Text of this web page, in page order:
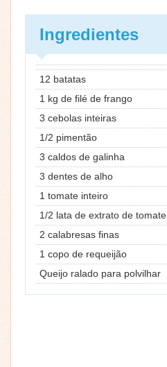
Ingredientes
12 batatas
1 kg de filé de frango
3 cebolas inteiras
1/2 pimentão
3 caldos de galinha
3 dentes de alho
1 tomate inteiro
1/2 lata de extrato de tomate
2 calabresas finas
1 copo de requeijão
Queijo ralado para polvilhar